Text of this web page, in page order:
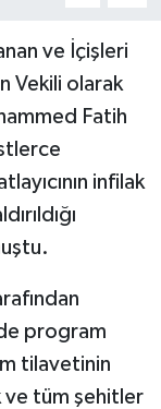
ve İçişleri
Vekili olarak
Fatih
infilak
program
tilavetinin
ve tüm şehitler